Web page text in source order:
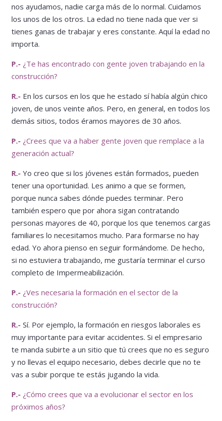
nos ayudamos, nadie carga más de lo normal. Cuidamos
los unos de los otros. La edad no tiene nada que ver si
tienes ganas de trabajar y eres constante. Aquí la edad no
importa.
P.- ¿Te has encontrado con gente joven trabajando en la
construcción?
R.- En los cursos en los que he estado sí había algún chico
joven, de unos veinte años. Pero, en general, en todos los
demás sitios, todos éramos mayores de 30 años.
P.- ¿Crees que va a haber gente joven que remplace a la
generación actual?
R.- Yo creo que si los jóvenes están formados, pueden
tener una oportunidad. Les animo a que se formen,
porque nunca sabes dónde puedes terminar. Pero
también espero que por ahora sigan contratando
personas mayores de 40, porque los que tenemos cargas
familiares lo necesitamos mucho. Para formarse no hay
edad. Yo ahora pienso en seguir formándome. De hecho,
si no estuviera trabajando, me gustaría terminar el curso
completo de Impermeabilización.
P.- ¿Ves necesaria la formación en el sector de la
construcción?
R.- Sí. Por ejemplo, la formación en riesgos laborales es
muy importante para evitar accidentes. Si el empresario
te manda subirte a un sitio que tú crees que no es seguro
y no llevas el equipo necesario, debes decirle que no te
vas a subir porque te estás jugando la vida.
P.- ¿Cómo crees que va a evolucionar el sector en los
próximos años?